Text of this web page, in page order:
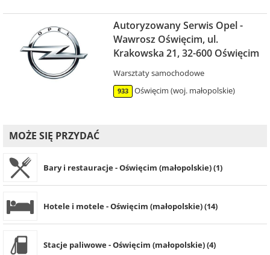
Autoryzowany Serwis Opel -
Wawrosz Oświęcim, ul.
Krakowska 21, 32-600 Oświęcim
Warsztaty samochodowe
933 Oświęcim (woj. małopolskie)
MOŻE SIĘ PRZYDAĆ
Bary i restauracje - Oświęcim (małopolskie) (1)
Hotele i motele - Oświęcim (małopolskie) (14)
Stacje paliwowe - Oświęcim (małopolskie) (4)